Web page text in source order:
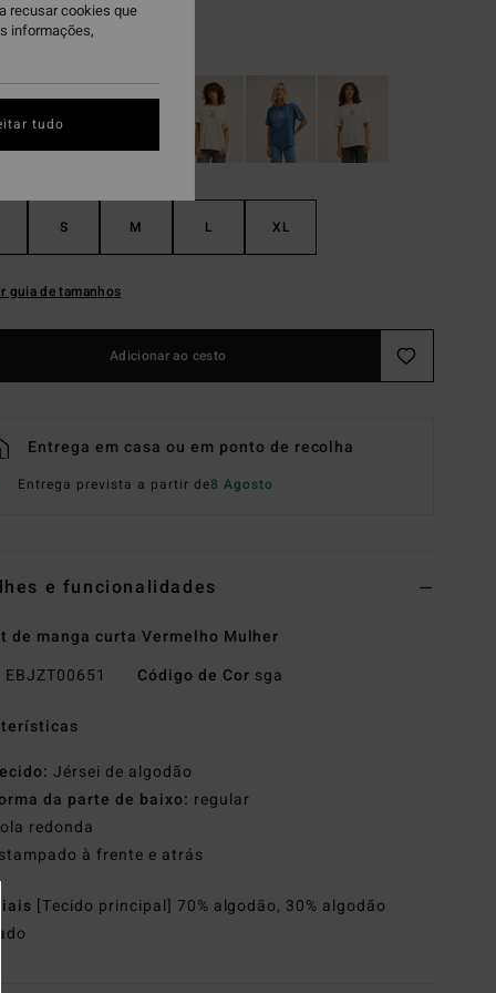
Almond
S M L XL
guia de tamanhos
Adicionar ao cesto
Entrega em casa ou em ponto de recolha
Entrega prevista a partir de8 Agosto
e funcionalidades
de manga curta Vermelho Mulher
EBJZT00651 Código de Cor sga
Jérsei de algodão
da parte de baixo: regular
redonda
à frente e atrás
[Tecido principal] 70% algodão, 30% algodão
recusar cookies que
informações,
tudo